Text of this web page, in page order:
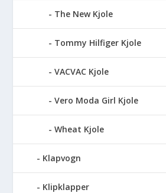
The New Kjole
Tommy Hilfiger Kjole
VACVAC Kjole
Vero Moda Girl Kjole
Wheat Kjole
Klapvogn
Klipklapper